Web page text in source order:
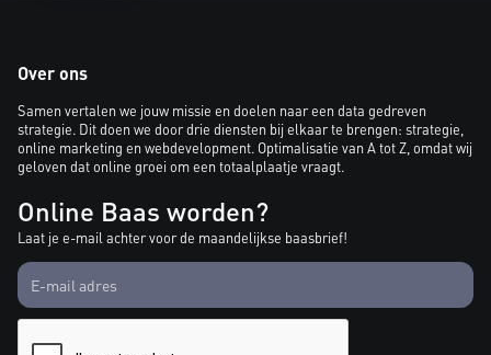
Over ons
Samen vertalen we jouw missie en doelen naar een data gedreven
strategie. Dit doen we door drie diensten bij elkaar te brengen: strategie,
online marketing en webdevelopment. Optimalisatie van A tot Z, omdat wij
geloven dat online groei om een totaalplaatje vraagt.
Online Baas worden?
Laat je e-mail achter voor de maandelijkse baasbrief!